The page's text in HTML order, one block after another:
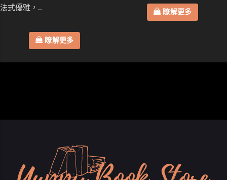
法式優雅，..
瞭解更多
瞭解更多